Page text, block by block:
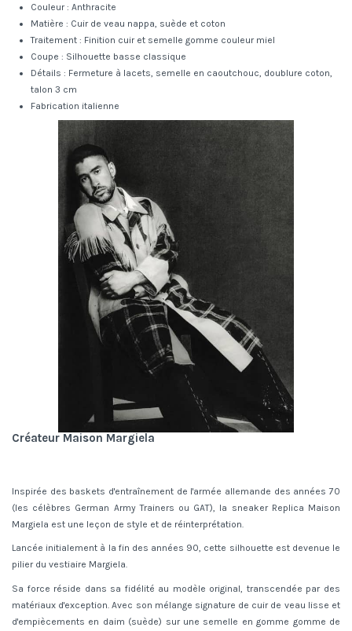
Couleur : Anthracite
Matière : Cuir de veau nappa, suède et coton
Traitement : Finition cuir et semelle gomme couleur miel
Coupe : Silhouette basse classique
Détails : Fermeture à lacets, semelle en caoutchouc, doublure coton,
talon 3 cm
Fabrication italienne
Créateur Maison Margiela
Inspirée des baskets d'entraînement de l'armée allemande des années 70
(les célèbres German Army Trainers ou GAT), la sneaker Replica Maison
Margiela est une leçon de style et de réinterprétation.
Lancée initialement à la fin des années 90, cette silhouette est devenue le
pilier du vestiaire Margiela.
Sa force réside dans sa fidélité au modèle original, transcendée par des
matériaux d'exception. Avec son mélange signature de cuir de veau lisse et
d'empiècements en daim (suède) sur une semelle en gomme gomme de